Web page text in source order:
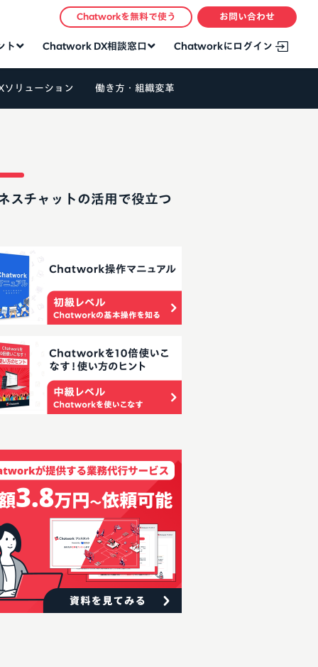
ト Chatwork DX相談窓口 Chatworkにログイン
Chatworkを無料で使う お問い合わせ
ソリューション 働き方・組織変革
スチャットの活用で役立つ